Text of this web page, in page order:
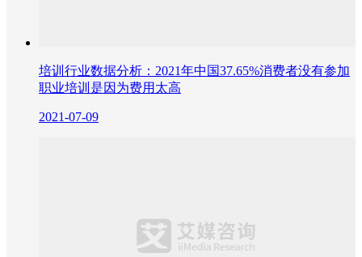
培训行业数据分析：2021年中国37.65%消费者没有参加
职业培训是因为费用太高
2021-07-09